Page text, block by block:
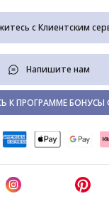
с Клиентским
Напишите нам
ПРОГРАММЕ БОНУСЫ